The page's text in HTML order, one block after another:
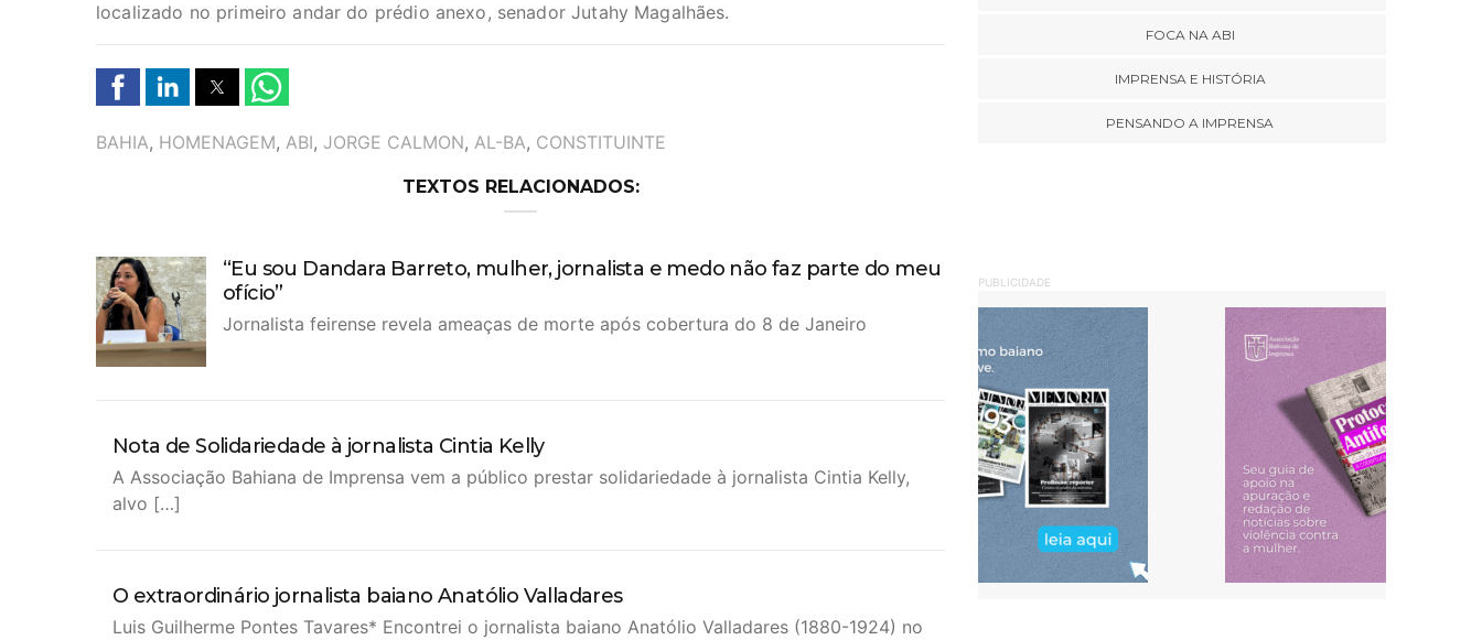
localizado no primeiro andar do prédio anexo, senador Jutahy Magalhães.
TAGS
BAHIA, HOMENAGEM, ABI, JORGE CALMON, AL-BA, CONSTITUINTE
TEXTOS RELACIONADOS:
“Eu sou Dandara Barreto, mulher, jornalista e medo não faz parte do meu
ofício”
Jornalista feirense revela ameaças de morte após cobertura do 8 de Janeiro
Nota de Solidariedade à jornalista Cintia Kelly
A Associação Bahiana de Imprensa vem a público prestar solidariedade à jornalista Cintia Kelly,
alvo […]
O extraordinário jornalista baiano Anatólio Valladares
Luis Guilherme Pontes Tavares* Encontrei o jornalista baiano Anatólio Valladares (1880-1924) no
FOCA NA ABI
IMPRENSA E HISTÓRIA
PENSANDO A IMPRENSA
PUBLICIDADE